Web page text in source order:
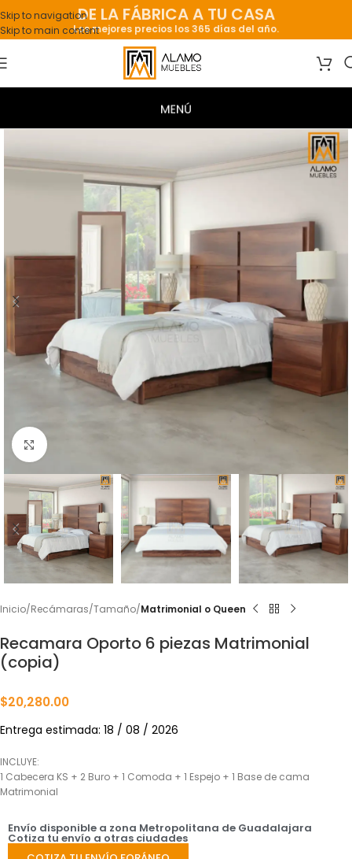
Skip to navigation
Skip to main content
DE LA FÁBRICA A TU CASA
Los mejores precios los 365 días del año.
Click to enlarge
Inicio Recámaras Tamaño Matrimonial o Queen
Recamara Oporto 6 piezas Matrimonial
(copia)
$20,280.00
Entrega estimada: 18 / 08 / 2026
INCLUYE:
1 Cabecera KS + 2 Buro + 1 Comoda + 1 Espejo + 1 Base de cama
Matrimonial
Envío disponible a zona Metropolitana de Guadalajara
Cotiza tu envío a otras ciudades